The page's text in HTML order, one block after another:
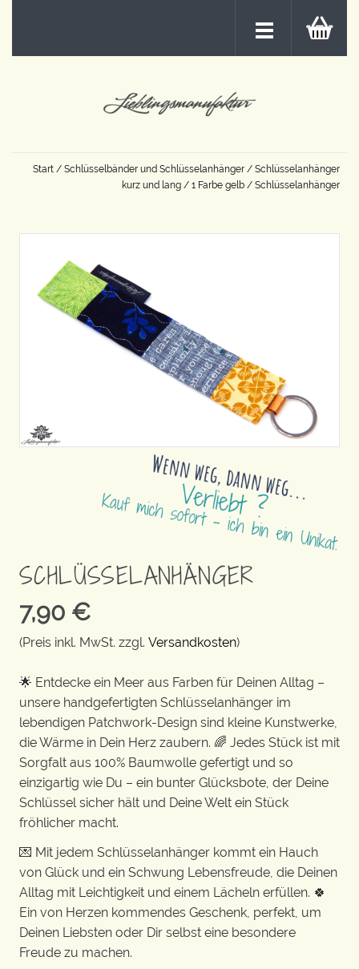
Start / Schlüsselbänder und Schlüsselanhänger / Schlüsselanhänger
kurz und lang / 1 Farbe gelb / Schlüsselanhänger
SCHLÜSSELANHÄNGER
7,90 €
(Preis inkl. MwSt. zzgl. Versandkosten)
🌟 Entdecke ein Meer aus Farben für Deinen Alltag –
unsere handgefertigten Schlüsselanhänger im
lebendigen Patchwork-Design sind kleine Kunstwerke,
die Wärme in Dein Herz zaubern. 🌈 Jedes Stück ist mit
Sorgfalt aus 100% Baumwolle gefertigt und so
einzigartig wie Du – ein bunter Glücksbote, der Deine
Schlüssel sicher hält und Deine Welt ein Stück
fröhlicher macht.
💌 Mit jedem Schlüsselanhänger kommt ein Hauch
von Glück und ein Schwung Lebensfreude, die Deinen
Alltag mit Leichtigkeit und einem Lächeln erfüllen. 🍀
Ein von Herzen kommendes Geschenk, perfekt, um
Deinen Liebsten oder Dir selbst eine besondere
Freude zu machen.